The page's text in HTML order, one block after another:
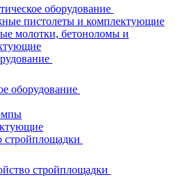
оборудование
пистолеты и комплектующие
молотки, бетоноломы и
оборудование
стройплощадки
стройплощадки